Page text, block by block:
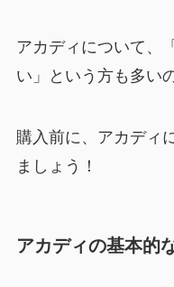
アカディについて、
い」という方も多い
購入前に、アカディ
ましょう！
アカディの基本的